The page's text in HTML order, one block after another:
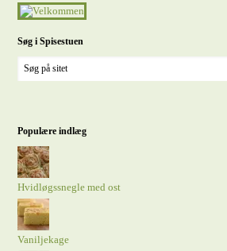
Søg i Spisestuen
Populære indlæg
Hvidløgssnegle med ost
Vaniljekage